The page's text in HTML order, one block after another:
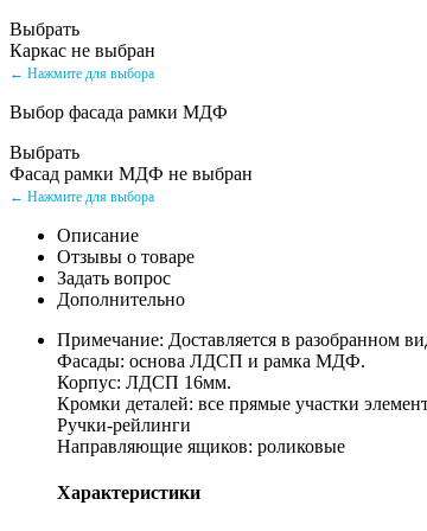
Выбрать
Каркас не выбран
← Нажмите для выбора
Выбор фасада рамки МДФ
Выбрать
Фасад рамки МДФ не выбран
← Нажмите для выбора
Описание
Отзывы о товаре
Задать вопрос
Дополнительно
Примечание: Доставляется в разобранном
Фасады: основа ЛДСП и рамка МДФ.
Корпус: ЛДСП 16мм.
Кромки деталей: все прямые участки
Ручки-рейлинги
Направляющие ящиков: роликовые
Характеристики